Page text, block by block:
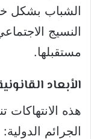
الشباب بشكل
النسيج
مستقبلها.
الأبعاد
هذه
الجرائم الدولية: